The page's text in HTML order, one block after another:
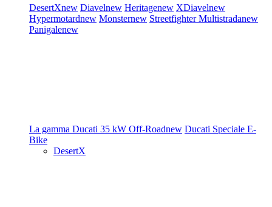
DesertXnew Diavelnew Heritagenew XDiavelnew
Hypermotardnew Monsternew StreetfighterMultistradanew
Panigalenew
La gamma Ducati 35 kW Off-Roadnew Ducati Speciale E-
Bike
DesertX